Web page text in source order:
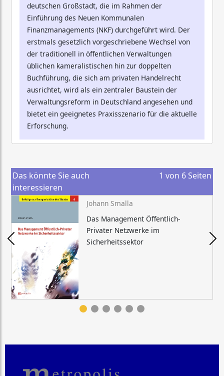
deutschen Großstadt, die im Rahmen der
Einführung des Neuen Kommunalen
Finanzmanagements (NKF) durchgeführt wird. Der
erstmals gesetzlich vorgeschriebene Wechsel von
der traditionell in öffentlichen Verwaltungen
üblichen kameralistischen hin zur doppelten
Buchführung, die sich am privaten Handelrecht
ausrichtet, wird als ein zentraler Baustein der
Verwaltungsreform in Deutschland angesehen und
bietet ein geeignetes Praxisszenario für die aktuelle
Erforschung.
Das könnte Sie auch
interessieren
1 von 6 Seiten
Johann Smalla
Das Management Öffentlich-
Privater Netzwerke im
Sicherheitssektor